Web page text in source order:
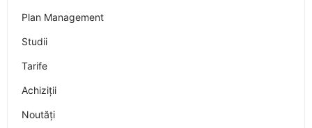
Plan Management
Studii
Tarife
Achiziții
Noutăți